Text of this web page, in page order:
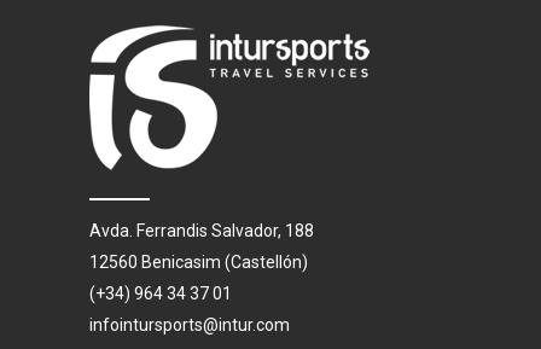
Avda. Ferrandis Salvador, 188
12560 Benicasim (Castellón)
(+34) 964 34 37 01
infointursports@intur.com